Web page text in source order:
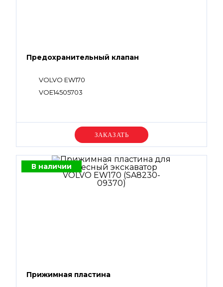
Предохранительный клапан
VOLVO EW170
VOE14505703
Уточняйте цену
В наличии
Прижимная пластина